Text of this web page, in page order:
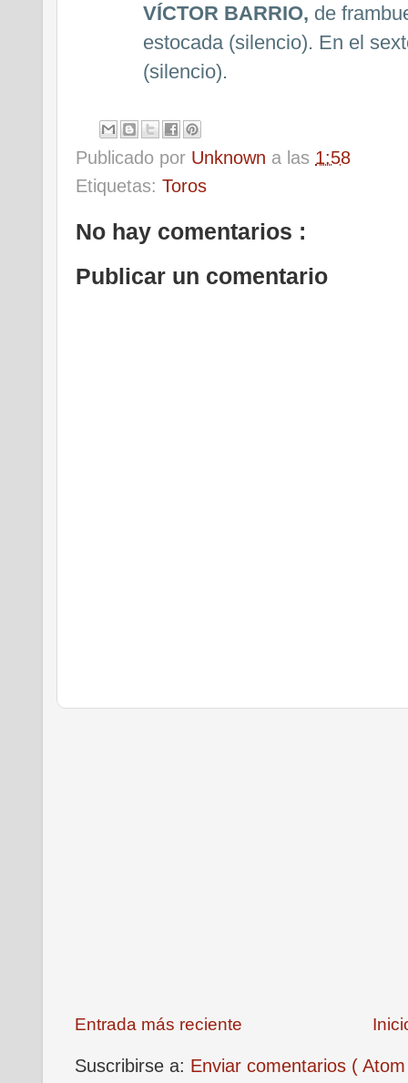
VÍCTOR BARRIO, de
estocada (silencio). En el
(silencio).
Publicado por Unknown a las 1:58
Etiquetas: Toros
No hay comentarios :
Publicar un comentario
Entrada más reciente
Suscribirse a: Enviar comentarios (